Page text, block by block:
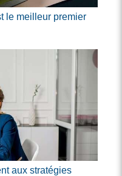
le meilleur premier
aux stratégies